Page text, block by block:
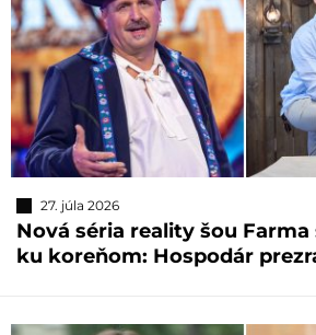
27. júla 2026
Nová séria reality šou
ku koreňom: Hospodár